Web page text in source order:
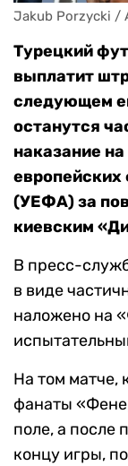
Jakub Porzycki /
Турецкий
выплатит
следующем
останутся
наказание на
(УЕФА) за
киевским
В пресс-
в виде
наложено на
На том матче,
фанаты
поле, а после
концу игры,